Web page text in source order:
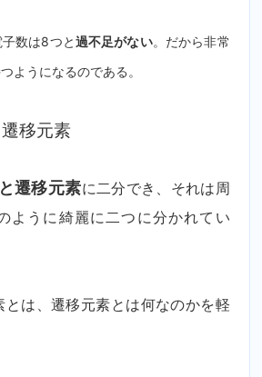
数は8つと過不足がない。だから非常
ようになるのである。
移元素
遷移元素に二分でき、それは周
ように綺麗に二つに分かれてい
とは、遷移元素とは何なのかを軽